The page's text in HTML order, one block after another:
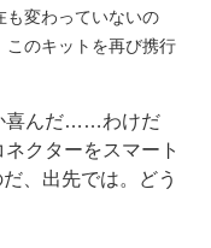
も変わっていないの
このキットを再び携行
喜んだ……わけだ
クターをスマート
、出先では。どう